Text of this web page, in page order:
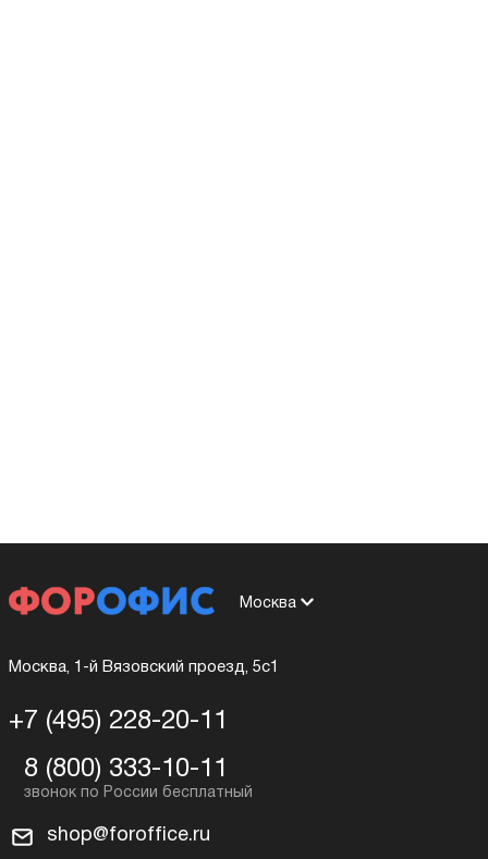
Москва
Москва, 1-й Вязовский проезд, 5с1
+7 (495) 228-20-11
8 (800) 333-10-11
shop@foroffice.ru